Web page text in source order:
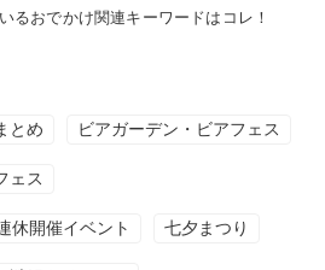
るおでかけ関連キーワードはコレ！
とめ ビアガーデン・ビアフェス
ェス
休開催イベント 七夕まつり